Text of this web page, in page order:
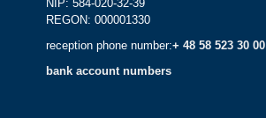
NIP: 584-020-32-39
REGON: 000001330
reception phone number:+ 48 58 523 30 00
bank account numbers